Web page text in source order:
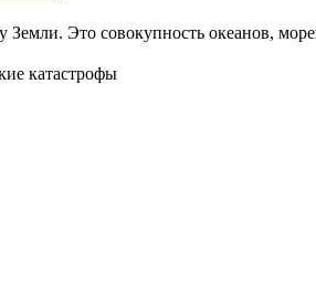
Это совокупность океанов,
катастрофы